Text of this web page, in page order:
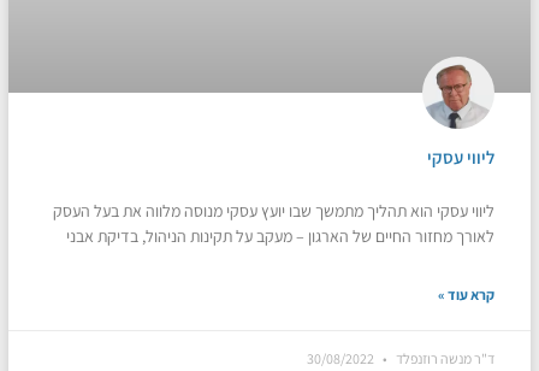
ליווי עסקי
ליווי עסקי הוא תהליך מתמשך שבו יועץ עסקי מנוסה מלווה את בעל העסק
לאורך מחזור החיים של הארגון – מעקב על תקינות הניהול, בדיקת אבני
קרא עוד »
ד"ר מנשה רוזנפלד